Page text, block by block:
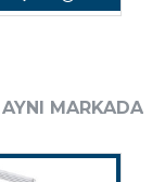
AYNI MARKADAN